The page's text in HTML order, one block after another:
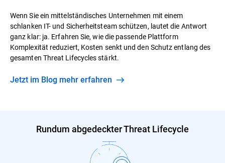
Wenn Sie ein mittelständisches Unternehmen mit einem
schlanken IT- und Sicherheitsteam schützen, lautet die Antwort
ganz klar: ja. Erfahren Sie, wie die passende Plattform
Komplexität reduziert, Kosten senkt und den Schutz entlang des
gesamten Threat Lifecycles stärkt.
Jetzt im Blog mehr erfahren
Rundum abgedeckter Threat Lifecycle